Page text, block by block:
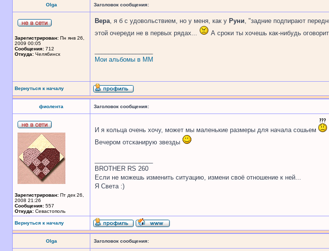
Olga Заголовок сообщения:
Зарегистрирован: Пн янв 26,
2009 00:05
Сообщения: 712
Откуда: Челябинск
Вера, я б с удовольствием, но у меня, как у Руни, "задние подпирают
этой очереди не в первых рядах...
А сроки ты хочешь как-нибудь
Мои альбомы в ММ
Вернуться к началу
фиолента Заголовок сообщения:
Зарегистрирован: Пт дек 26,
2008 21:26
Сообщения: 557
Откуда: Севастополь
И я кольца очень хочу, может мы маленькие размеры для начала сошьем
Вечером отсканирую звезды
BROTHER RS 260
Если не можешь изменить ситуацию, измени своё отношение к ней...
Я Света :)
Вернуться к началу
Olga Заголовок сообщения: